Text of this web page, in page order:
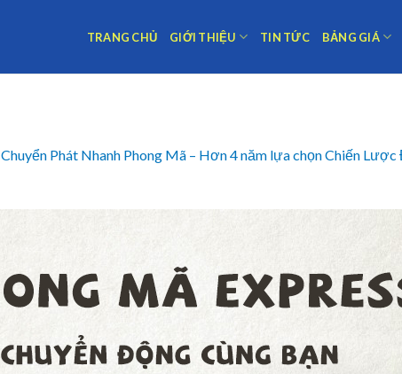
TRANG CHỦ GIỚI THIỆU TIN TỨC BẢNG GIÁ
Chuyển Phát Nhanh Phong Mã – Hơn 4 năm lựa chọn Chiến